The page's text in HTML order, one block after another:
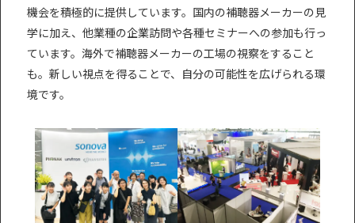
機会を積極的に提供しています。国内の補聴器メーカーの見
学に加え、他業種の企業訪問や各種セミナーへの参加も行っ
ています。海外で補聴器メーカーの工場の視察をすること
も。新しい視点を得ることで、自分の可能性を広げられる環
境です。